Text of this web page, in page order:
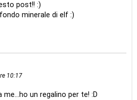
post!! :)
minerale di elf :)
10:17
me...ho un regalino per te! :D